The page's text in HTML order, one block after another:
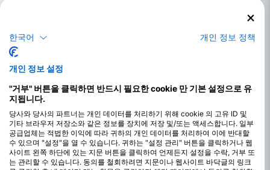
세노테에서 다이빙하기 가장 좋은 달
세노테는 연중 내내 훌륭한 다이빙 조건을 제공하여 언제든 다이빙
을 즐길 수 있습니다. 수온은 평균 24°C~26°C(75°F~79°F)로 비교
적 안정적이어서 다이버들에게 쾌적한 환경을 제공합니다. 시야는
일반적으로 매우 좋으며, 이 지형 특유의 맑고 여과된 물 덕분에 30
미터(98피트)를 넘는 경우도 많습니다.
한국어 개인 정보 정책
개인 정보 설정
"거부" 버튼을 클릭하면 반드시 필요한 cookie 만 기본 설정으로 유
지됩니다.
당사와 당사의 파트너는 개인 데이터를 처리하기 위해 cookie 의 고유 ID 및
기타 브라우저 저장소와 같은 정보를 장치에 저장 및/또는 액세스합니다. 일부
공급업체는 적법한 이익에 따라 귀하의 개인 데이터를 처리하여 이에 반대할
수 있으며 "설정"을 열 수 있습니다. 귀하는 "설정 관리" 버튼을 클릭하거나 웹
사이트 왼쪽 하단에 있는 지문 버튼을 클릭하여 언제든지 설정을 수락, 거부 또
는 관리할 수 있습니다. 동의를 철회하려면 지문이나 웹사이트 바닥글의 링크